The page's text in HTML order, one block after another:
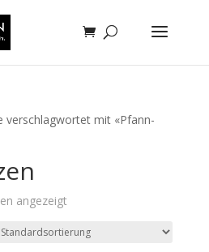
verschlagwortet mit «Pfann-
angezeigt